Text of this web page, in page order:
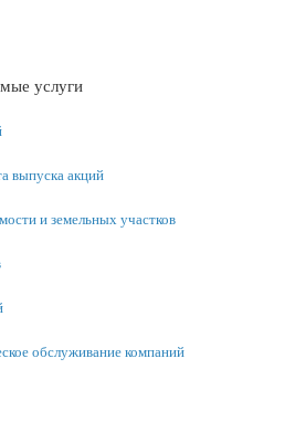
услуги
выпуска акций
и земельных участков
обслуживание компаний